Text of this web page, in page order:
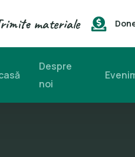
materiale
Despre
noi